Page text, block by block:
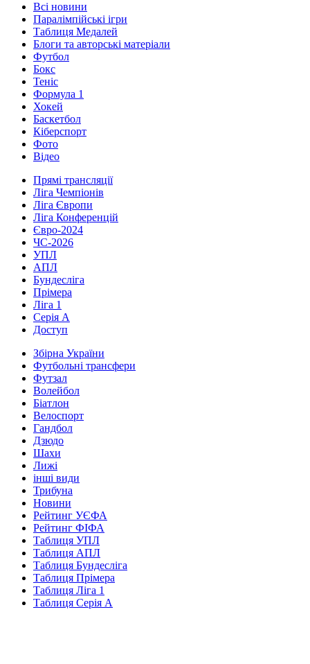
Всі новини
Паралімпійські ігри
Таблиця Медалей
Блоги та авторські матеріали
Футбол
Бокс
Теніс
Формула 1
Хокей
Баскетбол
Кіберспорт
Фото
Відео
Прямі трансляції
Ліга Чемпіонів
Ліга Європи
Ліга Конференцій
Євро-2024
ЧС-2026
УПЛ
АПЛ
Бундесліга
Прімера
Ліга 1
Серія А
Доступ
Збірна України
Футбольні трансфери
Футзал
Волейбол
Біатлон
Велоспорт
Гандбол
Дзюдо
Шахи
Лижі
інші види
Трибуна
Новини
Рейтинг УЄФА
Рейтинг ФІФА
Таблиця УПЛ
Таблиця АПЛ
Таблиця Бундесліга
Таблиця Прімера
Таблиця Ліга 1
Таблиця Серія А